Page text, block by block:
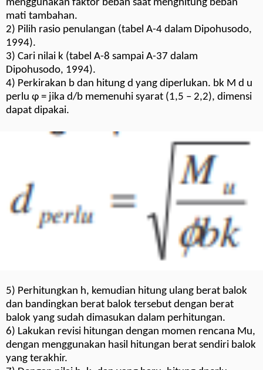
menggunakan faktor beban saat menghitung beban
mati tambahan.
2) Pilih rasio penulangan (tabel A-4 dalam Dipohusodo,
1994).
3) Cari nilai k (tabel A-8 sampai A-37 dalam
Dipohusodo, 1994).
4) Perkirakan b dan hitung d yang diperlukan. bk M d u
perlu φ = jika d/b memenuhi syarat (1,5 – 2,2), dimensi
dapat dipakai.
5) Perhitungkan h, kemudian hitung ulang berat balok
dan bandingkan berat balok tersebut dengan berat
balok yang sudah dimasukan dalam perhitungan.
6) Lakukan revisi hitungan dengan momen rencana Mu,
dengan menggunakan hasil hitungan berat sendiri balok
yang terakhir.